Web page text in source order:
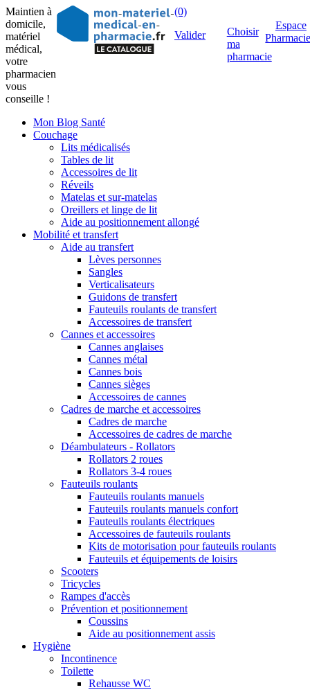
Maintien à
domicile,
matériel
médical,
votre
pharmacien
vous
conseille !
(0)
Valider
Choisir
ma
pharmacie
Espace
Mon Blog Santé
Couchage
Lits médicalisés
Tables de lit
Accessoires de lit
Réveils
Matelas et sur-matelas
Oreillers et linge de lit
Aide au positionnement allongé
Mobilité et transfert
Aide au transfert
Lèves personnes
Sangles
Verticalisateurs
Guidons de transfert
Fauteuils roulants de transfert
Accessoires de transfert
Cannes et accessoires
Cannes anglaises
Cannes métal
Cannes bois
Cannes sièges
Accessoires de cannes
Cadres de marche et accessoires
Cadres de marche
Accessoires de cadres de marche
Déambulateurs - Rollators
Rollators 2 roues
Rollators 3-4 roues
Fauteuils roulants
Fauteuils roulants manuels
Fauteuils roulants manuels confort
Fauteuils roulants électriques
Accessoires de fauteuils roulants
Kits de motorisation pour fauteuils roulants
Fauteuils et équipements de loisirs
Scooters
Tricycles
Rampes d'accès
Prévention et positionnement
Coussins
Aide au positionnement assis
Hygiène
Incontinence
Toilette
Rehausse WC